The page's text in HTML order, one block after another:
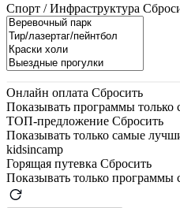
Спорт / Инфраструктура
Онлайн оплата Сбросить
Показывать программы только
ТОП-предложение Сбросить
Показывать только самые
kidsincamp
Горящая путевка Сбросить
Показывать только